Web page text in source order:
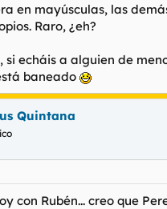
en mayúsculas, las
Raro, ¿eh?
si echáis a alguien de
baneado
Quintana
con Rubén... creo que